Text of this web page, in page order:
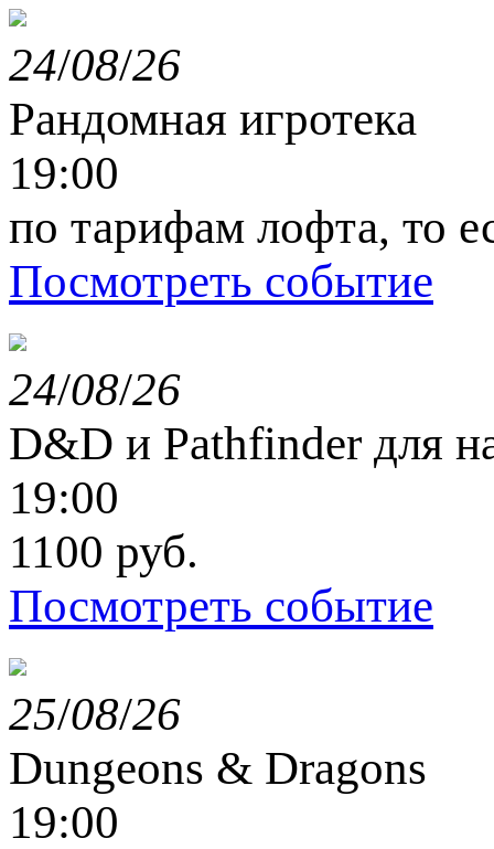
24/08/26
Рандомная игротека
19:00
по тарифам лофта, то
Посмотреть событие
24/08/26
D&D и Pathfinder для
19:00
1100 руб.
Посмотреть событие
25/08/26
Dungeons & Dragons
19:00